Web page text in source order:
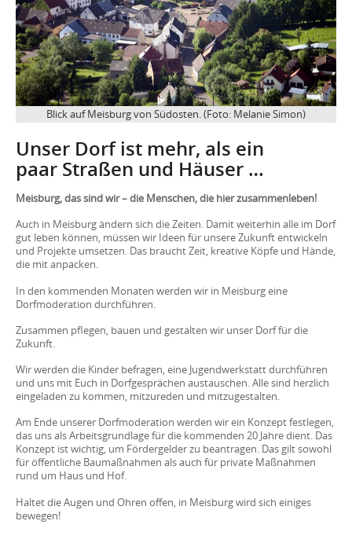
Blick auf Meisburg von Südosten. (Foto: Melanie Simon)
Unser Dorf ist mehr, als ein
paar Straßen und Häuser …
Meisburg, das sind wir – die Menschen, die hier zusammenleben!
Auch in Meisburg ändern sich die Zeiten. Damit weiterhin alle im Dorf
gut leben können, müssen wir Ideen für unsere Zukunft entwickeln
und Projekte umsetzen. Das braucht Zeit, kreative Köpfe und Hände,
die mit anpacken.
In den kommenden Monaten werden wir in Meisburg eine
Dorfmoderation durchführen.
Zusammen pflegen, bauen und gestalten wir unser Dorf für die
Zukunft.
Wir werden die Kinder befragen, eine Jugendwerkstatt durchführen
und uns mit Euch in Dorfgesprächen austauschen. Alle sind herzlich
eingeladen zu kommen, mitzureden und mitzugestalten.
Am Ende unserer Dorfmoderation werden wir ein Konzept festlegen,
das uns als Arbeitsgrundlage für die kommenden 20 Jahre dient. Das
Konzept ist wichtig, um Fördergelder zu beantragen. Das gilt sowohl
für öffentliche Baumaßnahmen als auch für private Maßnahmen
rund um Haus und Hof.
Haltet die Augen und Ohren offen, in Meisburg wird sich einiges
bewegen!